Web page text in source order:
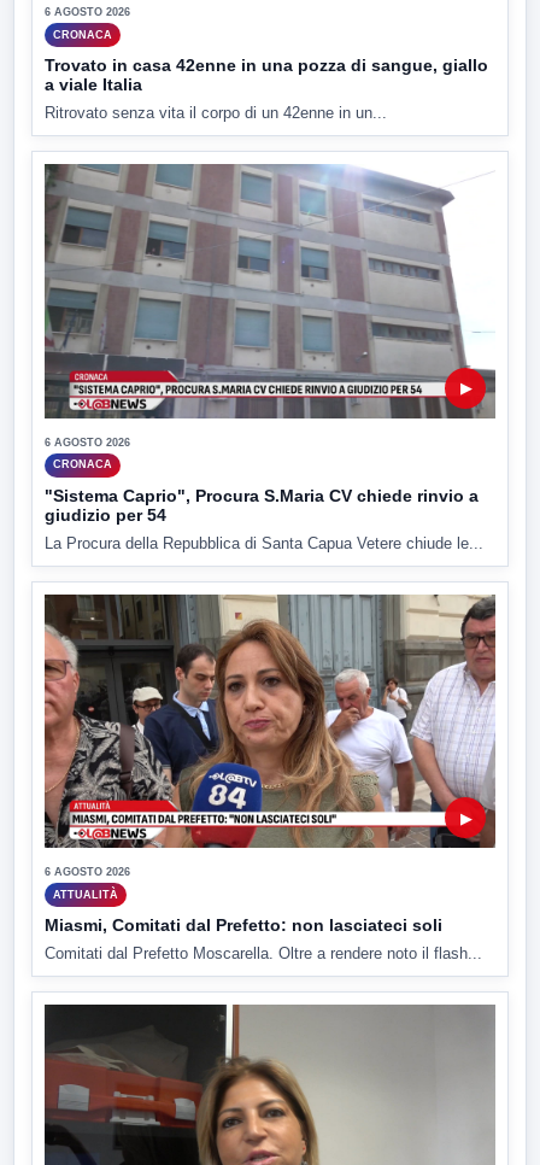
6 AGOSTO 2026
CRONACA
Trovato in casa 42enne in una pozza di sangue, giallo
a viale Italia
Ritrovato senza vita il corpo di un 42enne in un...
▶
6 AGOSTO 2026
CRONACA
"Sistema Caprio", Procura S.Maria CV chiede rinvio a
giudizio per 54
La Procura della Repubblica di Santa Capua Vetere chiude le...
▶
6 AGOSTO 2026
ATTUALITÀ
Miasmi, Comitati dal Prefetto: non lasciateci soli
Comitati dal Prefetto Moscarella. Oltre a rendere noto il flash...